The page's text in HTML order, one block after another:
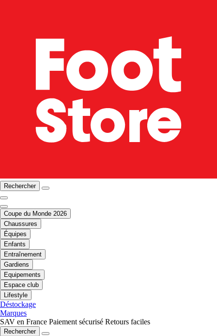
Rechercher
Coupe du Monde 2026
Chaussures
Équipes
Enfants
Entraînement
Gardiens
Equipements
Espace club
Lifestyle
Déstockage
Marques
SAV en France Paiement sécurisé Retours faciles
Rechercher